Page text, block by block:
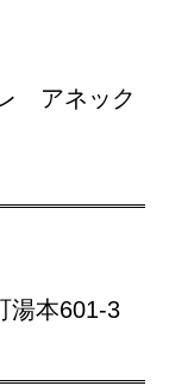
アネック
湯本601-3